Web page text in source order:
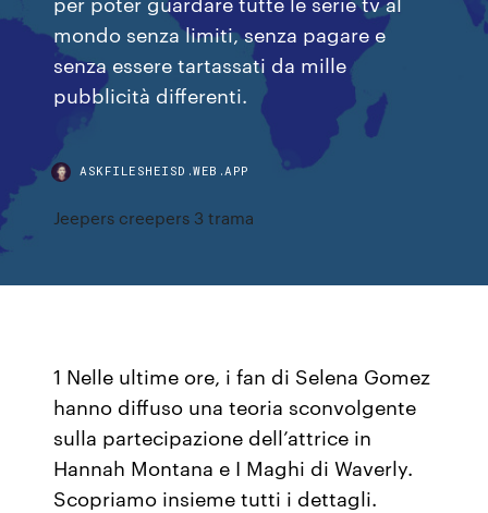
mondo senza limiti, senza pagare e
senza essere tartassati da mille
pubblicità differenti.
ASKFILESHEISD.WEB.APP
Jeepers creepers 3 trama
1 Nelle ultime ore, i fan di Selena Gomez
hanno diffuso una teoria sconvolgente
sulla partecipazione dell’attrice in
Hannah Montana e I Maghi di Waverly.
Scopriamo insieme tutti i dettagli.